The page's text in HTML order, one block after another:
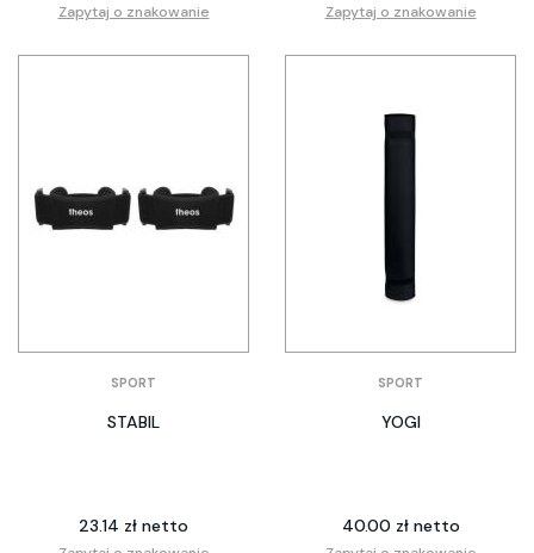
Zapytaj o znakowanie Zapytaj o znakowanie
SPORT
STABIL
23.14 zł netto
SPORT
YOGI
40.00 zł netto